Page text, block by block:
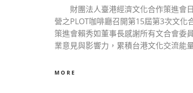
財團法人臺港經濟文化合作策進會
營之PLOT咖啡廳召開第15屆第3次文化
策進會賴秀如董事長感謝所有文合會委
業意見與影響力，累積台港文化交流能
MORE